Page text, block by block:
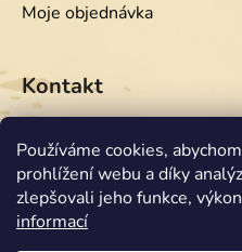
Používáme cookies,
prohlížení webu a díky
zlepšovali jeho funkce,
informací
Moje objednávka
Kontakt
info @equiwest.cz
+420724001554